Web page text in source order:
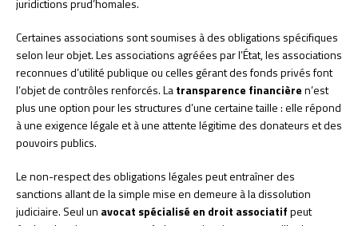
juridictions prud’homales.
Certaines associations sont soumises à des obligations spécifiques
selon leur objet. Les associations agréées par l’État, les associations
reconnues d’utilité publique ou celles gérant des fonds privés font
l’objet de contrôles renforcés. Latransparence financièren’est
plus une option pour les structures d’une certaine taille : elle répond
à une exigence légale et à une attente légitime des donateurs et des
pouvoirs publics.
Le non-respect des obligations légales peut entraîner des
sanctions allant de la simple mise en demeure à la dissolution
judiciaire. Seul un avocat spécialisé en droit associatifpeut